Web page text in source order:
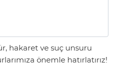
hakaret ve suç unsuru
önemle hatırlatırız!